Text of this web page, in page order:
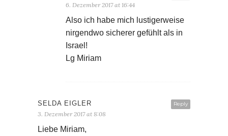
6. Dezember 2017 at 16:44
Also ich habe mich lustigerweise
nirgendwo sicherer gefühlt als in
Israel!
Lg Miriam
Reply
SELDA EIGLER
3. Dezember 2017 at 8:08
Liebe Miriam,